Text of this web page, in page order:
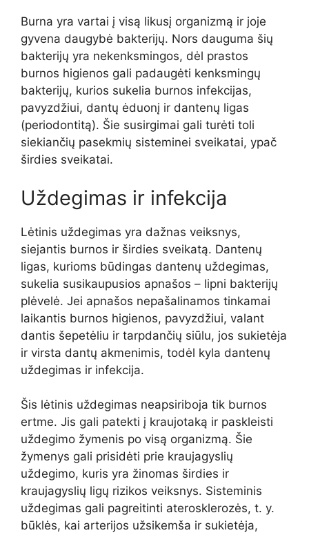
Burna yra vartai į visą likusį organizmą ir joje
gyvena daugybė bakterijų. Nors dauguma šių
bakterijų yra nekenksmingos, dėl prastos
burnos higienos gali padaugėti kenksmingų
bakterijų, kurios sukelia burnos infekcijas,
pavyzdžiui, dantų ėduonį ir dantenų ligas
(periodontitą). Šie susirgimai gali turėti toli
siekiančių pasekmių sisteminei sveikatai, ypač
širdies sveikatai.
Uždegimas ir infekcija
Lėtinis uždegimas yra dažnas veiksnys,
siejantis burnos ir širdies sveikatą. Dantenų
ligas, kurioms būdingas dantenų uždegimas,
sukelia susikaupusios apnašos – lipni bakterijų
plėvelė. Jei apnašos nepašalinamos tinkamai
laikantis burnos higienos, pavyzdžiui, valant
dantis šepetėliu ir tarpdančių siūlu, jos sukietėja
ir virsta dantų akmenimis, todėl kyla dantenų
uždegimas ir infekcija.
Šis lėtinis uždegimas neapsiriboja tik burnos
ertme. Jis gali patekti į kraujotaką ir paskleisti
uždegimo žymenis po visą organizmą. Šie
žymenys gali prisidėti prie kraujagyslių
uždegimo, kuris yra žinomas širdies ir
kraujagyslių ligų rizikos veiksnys. Sisteminis
uždegimas gali pagreitinti aterosklerozės, t. y.
būklės, kai arterijos užsikemša ir sukietėja,